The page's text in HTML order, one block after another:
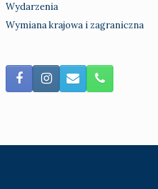
Wydarzenia
Wymiana krajowa i zagraniczna